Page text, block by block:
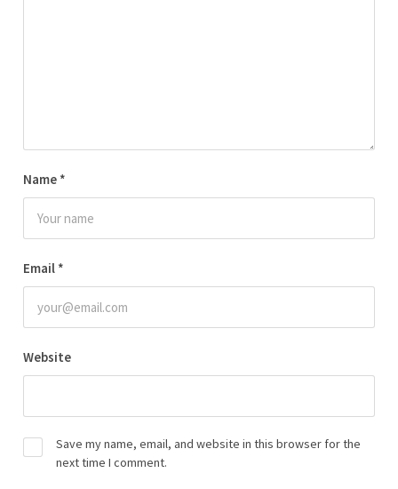
Name *
Email *
Website
Save my name, email, and website in this browser for the
next time I comment.